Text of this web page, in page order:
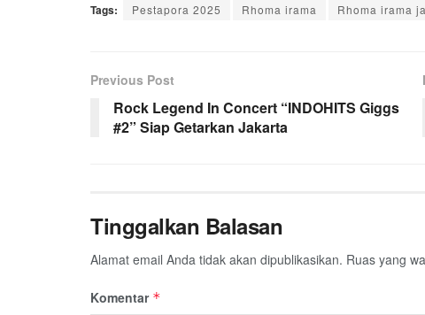
Tags: Pestapora 2025 Rhoma irama Rhoma irama
Previous Post
Rock Legend In Concert “INDOHITS Giggs
#2” Siap Getarkan Jakarta
Tinggalkan Balasan
Alamat email Anda tidak akan dipublikasikan. Ruas yang
Komentar *